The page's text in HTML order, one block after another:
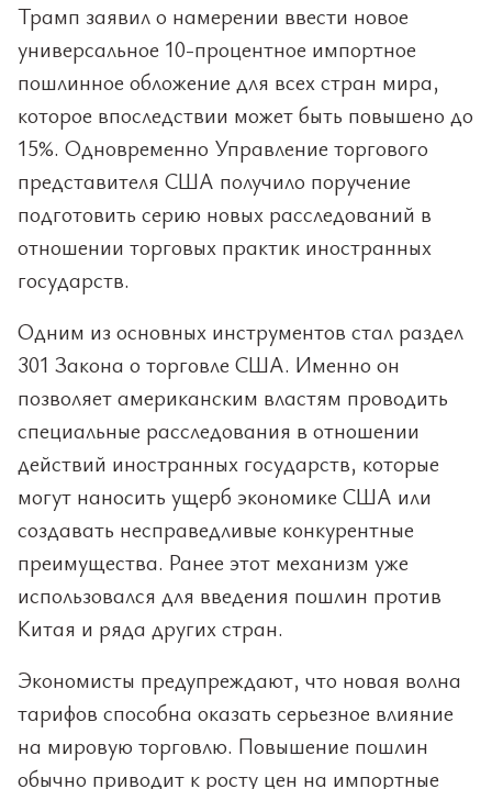
Трамп заявил о намерении ввести новое
универсальное 10-процентное импортное
пошлинное обложение для всех стран мира,
которое впоследствии может быть повышено до
15%. Одновременно Управление торгового
представителя США получило поручение
подготовить серию новых расследований в
отношении торговых практик иностранных
государств.
Одним из основных инструментов стал раздел
301 Закона о торговле США. Именно он
позволяет американским властям проводить
специальные расследования в отношении
действий иностранных государств, которые
могут наносить ущерб экономике США или
создавать несправедливые конкурентные
преимущества. Ранее этот механизм уже
использовался для введения пошлин против
Китая и ряда других стран.
Экономисты предупреждают, что новая волна
тарифов способна оказать серьезное влияние
на мировую торговлю. Повышение пошлин
обычно приводит к росту цен на импортные